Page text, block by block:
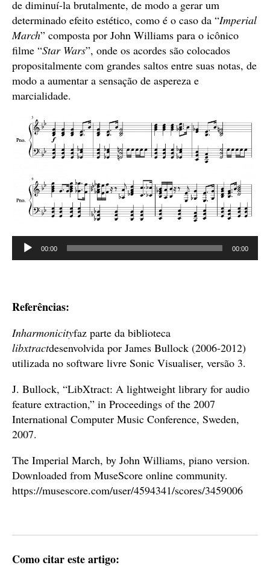
de diminuí-la brutalmente, de modo a gerar um
determinado efeito estético, como é o caso da “Imperial
March” composta por John Williams para o icônico
filme “Star Wars”, onde os acordes são colocados
propositalmente com grandes saltos entre suas notas, de
modo a aumentar a sensação de aspereza e
marcialidade.
Tocador
de
00:00 00:00
Referências:
Inharmonicityfaz parte da biblioteca
libxtractdesenvolvida por James Bullock (2006-2012)
utilizada no software livre Sonic Visualiser, versão 3.
J. Bullock, “LibXtract: A lightweight library for audio
feature extraction,” in Proceedings of the 2007
International Computer Music Conference, Sweden,
2007.
The Imperial March, by John Williams, piano version.
Downloaded from MuseScore online community.
https://musescore.com/user/4594341/scores/3459006
Como citar este artigo: